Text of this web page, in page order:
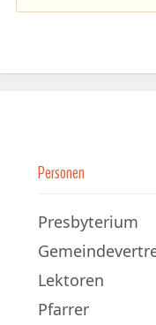
Personen
Presbyterium
Lektoren
Pfarrer